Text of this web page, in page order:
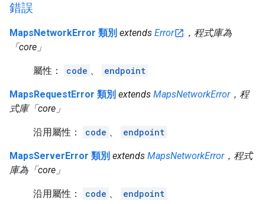
錯誤
MapsNetworkError 類別 extends Error
，程式庫為
「core」
屬性： code 、 endpoint
MapsRequestError 類別 extends MapsNetworkError，程
式庫「core」
沿用屬性： code 、 endpoint
MapsServerError 類別 extends MapsNetworkError，程式
庫為「core」
沿用屬性： code 、 endpoint